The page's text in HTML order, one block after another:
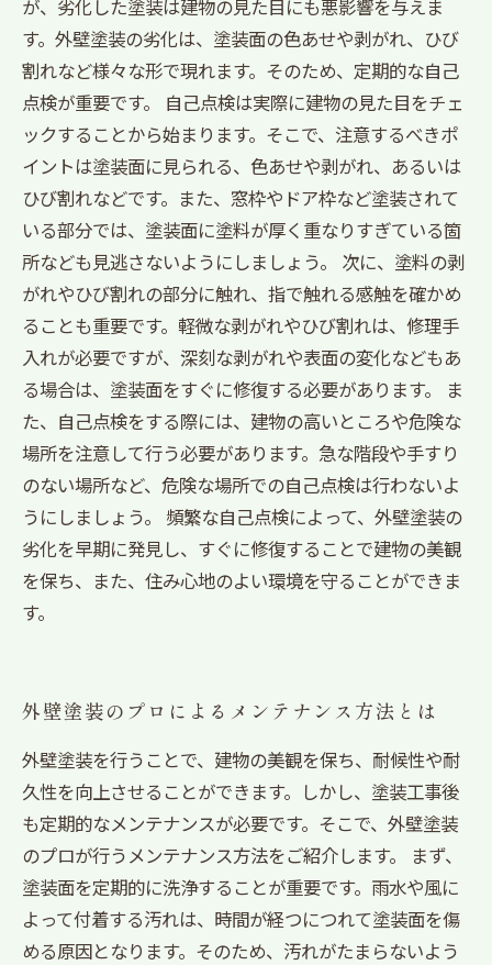
が、劣化した塗装は建物の見た目にも悪影響を与えま
す。外壁塗装の劣化は、塗装面の色あせや剥がれ、ひび
割れなど様々な形で現れます。そのため、定期的な自己
点検が重要です。 自己点検は実際に建物の見た目をチェ
ックすることから始まります。そこで、注意するべきポ
イントは塗装面に見られる、色あせや剥がれ、あるいは
ひび割れなどです。また、窓枠やドア枠など塗装されて
いる部分では、塗装面に塗料が厚く重なりすぎている箇
所なども見逃さないようにしましょう。 次に、塗料の剥
がれやひび割れの部分に触れ、指で触れる感触を確かめ
ることも重要です。軽微な剥がれやひび割れは、修理手
入れが必要ですが、深刻な剥がれや表面の変化などもあ
る場合は、塗装面をすぐに修復する必要があります。 ま
た、自己点検をする際には、建物の高いところや危険な
場所を注意して行う必要があります。急な階段や手すり
のない場所など、危険な場所での自己点検は行わないよ
うにしましょう。 頻繁な自己点検によって、外壁塗装の
劣化を早期に発見し、すぐに修復することで建物の美観
を保ち、また、住み心地のよい環境を守ることができま
す。
外壁塗装のプロによるメンテナンス方法とは
外壁塗装を行うことで、建物の美観を保ち、耐候性や耐
久性を向上させることができます。しかし、塗装工事後
も定期的なメンテナンスが必要です。そこで、外壁塗装
のプロが行うメンテナンス方法をご紹介します。 まず、
塗装面を定期的に洗浄することが重要です。雨水や風に
よって付着する汚れは、時間が経つにつれて塗装面を傷
める原因となります。そのため、汚れがたまらないよう